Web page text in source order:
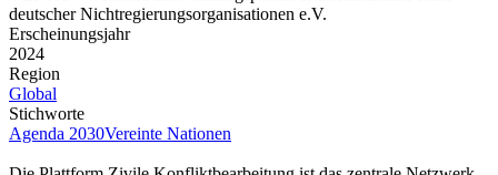
deutscher Nichtregierungsorganisationen e.V.
Erscheinungsjahr
2024
Region
Global
Stichworte
Agenda 2030Vereinte Nationen